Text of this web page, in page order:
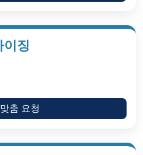
이징
맞춤 요청